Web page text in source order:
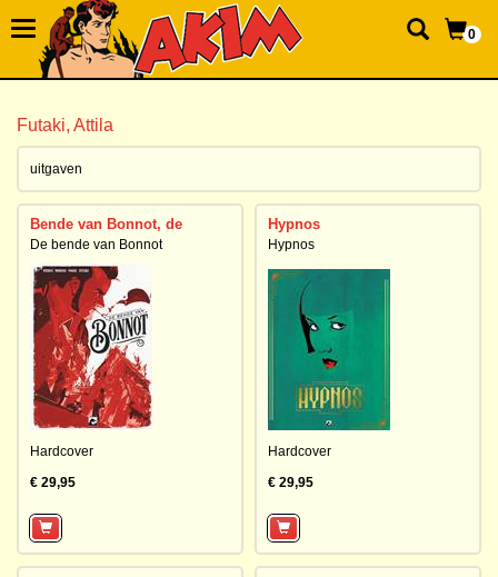
0
Futaki, Attila
uitgaven
Bende van Bonnot, de
De bende van Bonnot
Hardcover
€ 29,95
Hypnos
Hypnos
Hardcover
€ 29,95